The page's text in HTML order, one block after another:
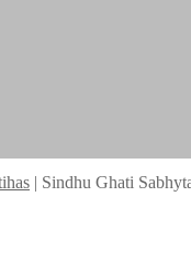
| Sindhu Ghati